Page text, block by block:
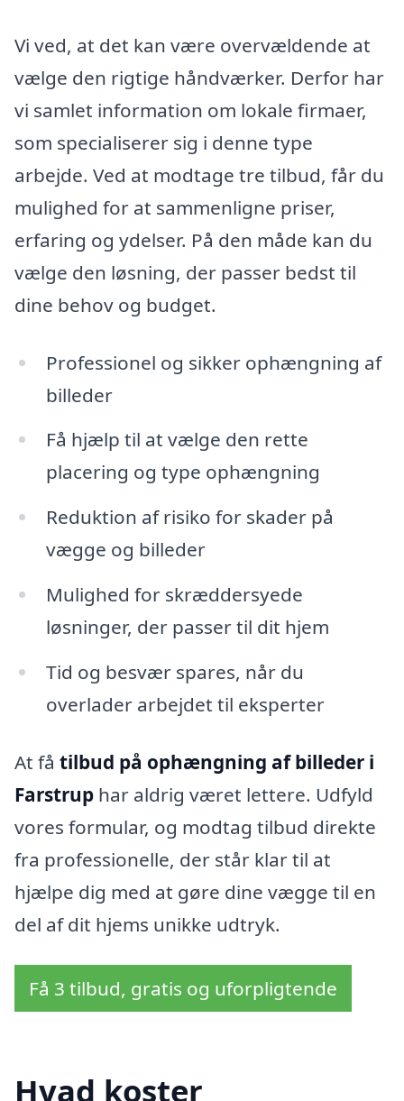
Vi ved, at det kan være overvældende at
vælge den rigtige håndværker. Derfor har
vi samlet information om lokale firmaer,
som specialiserer sig i denne type
arbejde. Ved at modtage tre tilbud, får du
mulighed for at sammenligne priser,
erfaring og ydelser. På den måde kan du
vælge den løsning, der passer bedst til
dine behov og budget.
Professionel og sikker ophængning af
billeder
Få hjælp til at vælge den rette
placering og type ophængning
Reduktion af risiko for skader på
vægge og billeder
Mulighed for skræddersyede
løsninger, der passer til dit hjem
Tid og besvær spares, når du
overlader arbejdet til eksperter
At få tilbud på ophængning af billeder i
Farstrup har aldrig været lettere. Udfyld
vores formular, og modtag tilbud direkte
fra professionelle, der står klar til at
hjælpe dig med at gøre dine vægge til en
del af dit hjems unikke udtryk.
Få 3 tilbud, gratis og uforpligtende
Hvad koster